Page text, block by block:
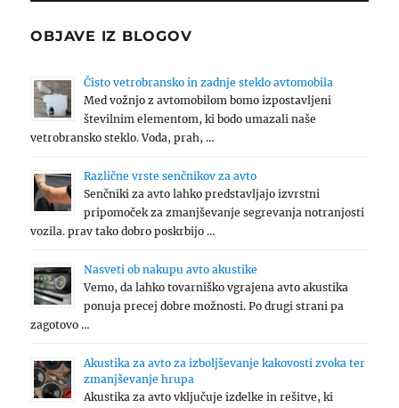
OBJAVE IZ BLOGOV
Čisto vetrobransko in zadnje steklo avtomobila
Med vožnjo z avtomobilom bomo izpostavljeni
številnim elementom, ki bodo umazali naše
vetrobransko steklo. Voda, prah, …
Različne vrste senčnikov za avto
Senčniki za avto lahko predstavljajo izvrstni
pripomoček za zmanjševanje segrevanja notranjosti
vozila. prav tako dobro poskrbijo …
Nasveti ob nakupu avto akustike
Vemo, da lahko tovarniško vgrajena avto akustika
ponuja precej dobre možnosti. Po drugi strani pa
zagotovo …
Akustika za avto za izboljševanje kakovosti zvoka ter
zmanjševanje hrupa
Akustika za avto vključuje izdelke in rešitve, ki